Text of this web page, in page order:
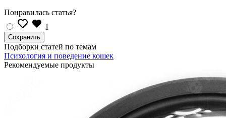
Понравилась статья?
1
Подборки статей по темам
Психология и поведение кошек
Рекомендуемые продукты